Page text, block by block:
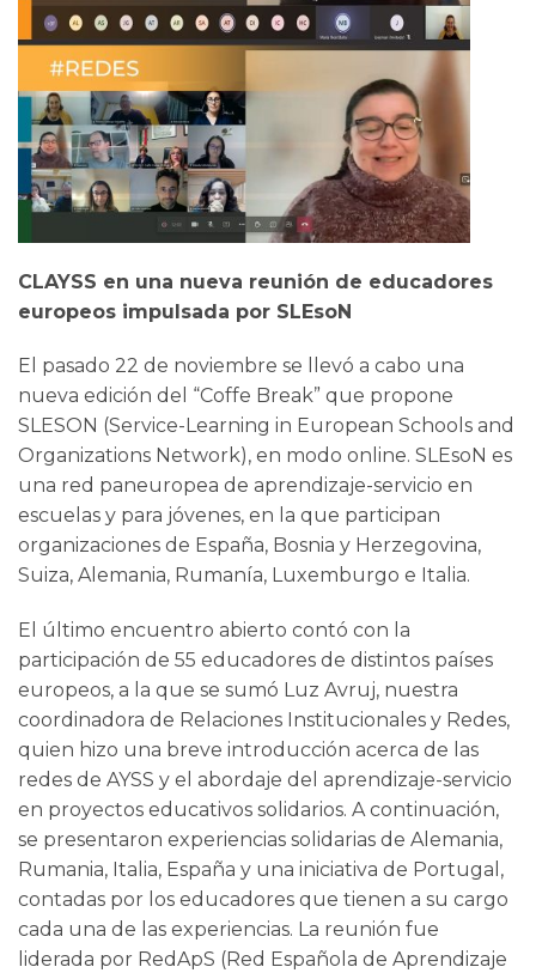
CLAYSS en una nueva reunión de educadores
europeos impulsada por SLEsoN
El pasado 22 de noviembre se llevó a cabo una
nueva edición del “Coffe Break” que propone
SLESON (Service-Learning in European Schools and
Organizations Network), en modo online. SLEsoN es
una red paneuropea de aprendizaje-servicio en
escuelas y para jóvenes, en la que participan
organizaciones de España, Bosnia y Herzegovina,
Suiza, Alemania, Rumanía, Luxemburgo e Italia.
El último encuentro abierto contó con la
participación de 55 educadores de distintos países
europeos, a la que se sumó Luz Avruj, nuestra
coordinadora de Relaciones Institucionales y Redes,
quien hizo una breve introducción acerca de las
redes de AYSS y el abordaje del aprendizaje-servicio
en proyectos educativos solidarios. A continuación,
se presentaron experiencias solidarias de Alemania,
Rumania, Italia, España y una iniciativa de Portugal,
contadas por los educadores que tienen a su cargo
cada una de las experiencias. La reunión fue
liderada por RedApS (Red Española de Aprendizaje